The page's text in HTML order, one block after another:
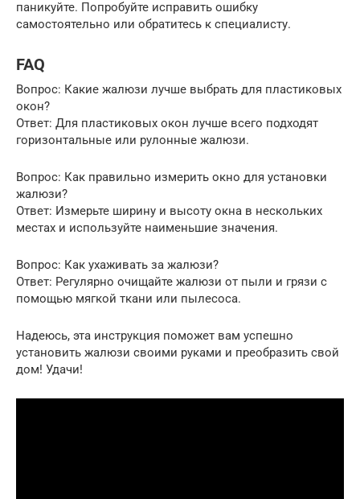
паникуйте. Попробуйте исправить ошибку
самостоятельно или обратитесь к специалисту.
FAQ
Вопрос: Какие жалюзи лучше выбрать для пластиковых
окон?
Ответ: Для пластиковых окон лучше всего подходят
горизонтальные или рулонные жалюзи.
Вопрос: Как правильно измерить окно для установки
жалюзи?
Ответ: Измерьте ширину и высоту окна в нескольких
местах и используйте наименьшие значения.
Вопрос: Как ухаживать за жалюзи?
Ответ: Регулярно очищайте жалюзи от пыли и грязи с
помощью мягкой ткани или пылесоса.
Надеюсь, эта инструкция поможет вам успешно
установить жалюзи своими руками и преобразить свой
дом! Удачи!